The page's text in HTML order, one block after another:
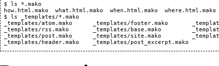
$ ls *.mako
how.html.mako  what.html.mako  when.html.mako  where.html.mako
$ ls _templates/*.mako
_templates/atom.mako      _templates/footer.mako
_templates/rss.mako       _templates/base.mako
_templates/post.mako      _templates/site.mako